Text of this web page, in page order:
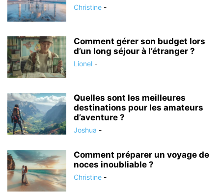
Christine -
Comment gérer son budget lors
d’un long séjour à l’étranger ?
Lionel -
Quelles sont les meilleures
destinations pour les amateurs
d’aventure ?
Joshua -
Comment préparer un voyage de
noces inoubliable ?
Christine -